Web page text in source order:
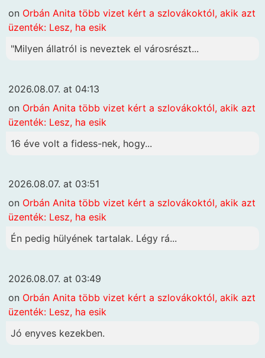
on Orbán Anita több vizet kért a szlovákoktól, akik azt
üzenték: Lesz, ha esik
"Milyen állatról is neveztek el városrészt...
2026.08.07. at 04:13
on Orbán Anita több vizet kért a szlovákoktól, akik azt
üzenték: Lesz, ha esik
16 éve volt a fidess-nek, hogy...
2026.08.07. at 03:51
on Orbán Anita több vizet kért a szlovákoktól, akik azt
üzenték: Lesz, ha esik
Én pedig hülyének tartalak. Légy rá...
2026.08.07. at 03:49
on Orbán Anita több vizet kért a szlovákoktól, akik azt
üzenték: Lesz, ha esik
Jó enyves kezekben.